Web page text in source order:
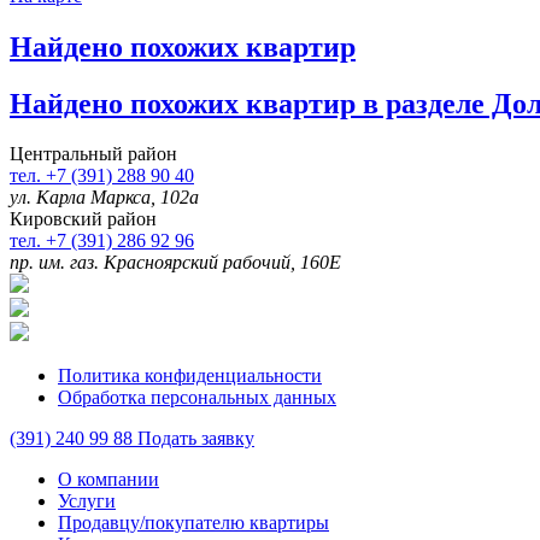
Найдено похожих квартир
Найдено похожих квартир в разделе
Центральный район
тел. +7 (391) 288 90 40
ул. Карла Маркса, 102а
Кировский район
тел. +7 (391) 286 92 96
пр. им. газ. Красноярский рабочий, 160Е
Политика конфиденциальности
Обработка персональных данных
(391) 240 99 88 Подать заявку
О компании
Услуги
Продавцу/покупателю квартиры